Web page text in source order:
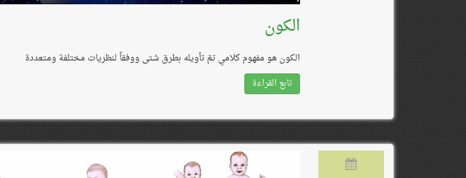
الكون
الكون هو مفهوم كلامي تمّ تأويله بطرق شتى ووفقاً لنظريات مختلفة ومتعددة
تابع القراءة